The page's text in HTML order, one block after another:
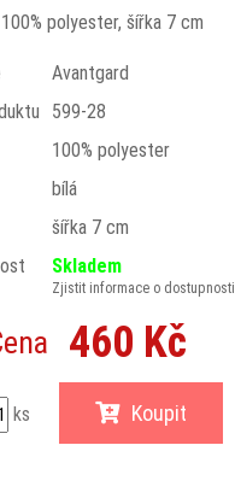
polyester, šířka 7 cm
Avantgard
599-28
100% polyester
bílá
šířka 7 cm
Skladem
Zjistit informace o dostupnosti
460 Kč
ks Koupit